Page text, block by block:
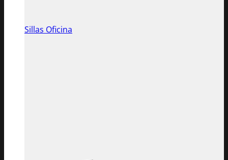
Sillas Oficina